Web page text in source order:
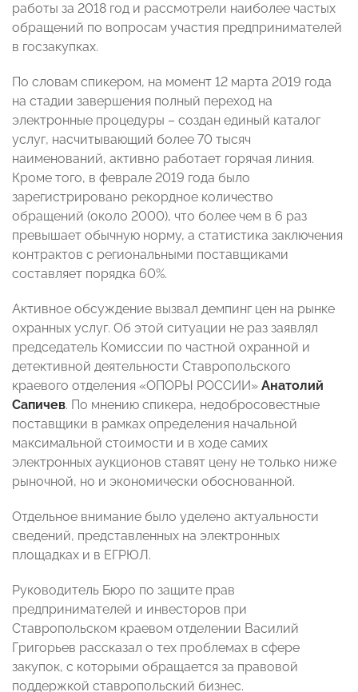
работы за 2018 год и рассмотрели наиболее частых
обращений по вопросам участия предпринимателей
в госзакупках.
По словам спикером, на момент 12 марта 2019 года
на стадии завершения полный переход на
электронные процедуры – создан единый каталог
услуг, насчитывающий более 70 тысяч
наименований, активно работает горячая линия.
Кроме того, в феврале 2019 года было
зарегистрировано рекордное количество
обращений (около 2000), что более чем в 6 раз
превышает обычную норму, а статистика заключения
контрактов с региональными поставщиками
составляет порядка 60%.
Активное обсуждение вызвал демпинг цен на рынке
охранных услуг. Об этой ситуации не раз заявлял
председатель Комиссии по частной охранной и
детективной деятельности Ставропольского
краевого отделения «ОПОРЫ РОССИИ» Анатолий
Сапичев. По мнению спикера, недобросовестные
поставщики в рамках определения начальной
максимальной стоимости и в ходе самих
электронных аукционов ставят цену не только ниже
рыночной, но и экономически обоснованной.
Отдельное внимание было уделено актуальности
сведений, представленных на электронных
площадках и в ЕГРЮЛ.
Руководитель Бюро по защите прав
предпринимателей и инвесторов при
Ставропольском краевом отделении Василий
Григорьев рассказал о тех проблемах в сфере
закупок, с которыми обращается за правовой
поддержкой ставропольский бизнес.